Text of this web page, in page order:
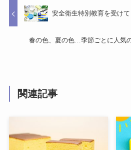
安全衛生特別教育を受け
春の色、夏の色…季節ごとに人気
関連記事